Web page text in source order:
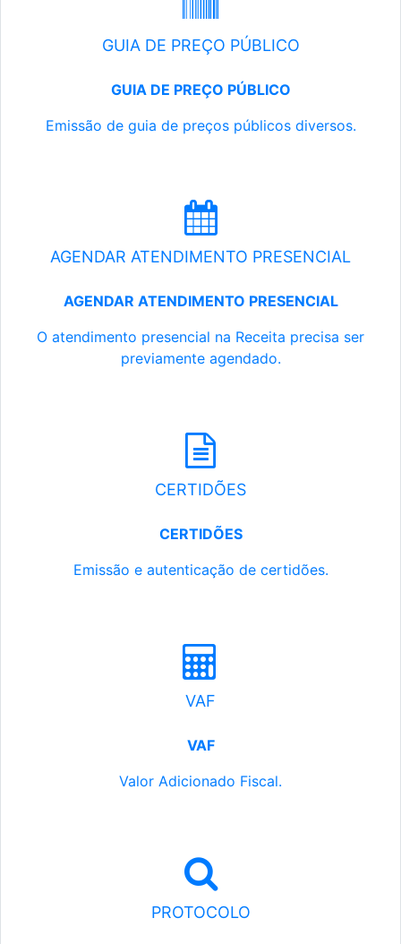
GUIA DE PREÇO PÚBLICO
GUIA DE PREÇO PÚBLICO
Emissão de guia de preços públicos diversos.
AGENDAR ATENDIMENTO PRESENCIAL
AGENDAR ATENDIMENTO PRESENCIAL
O atendimento presencial na Receita precisa ser
previamente agendado.
CERTIDÕES
CERTIDÕES
Emissão e autenticação de certidões.
VAF
VAF
Valor Adicionado Fiscal.
PROTOCOLO